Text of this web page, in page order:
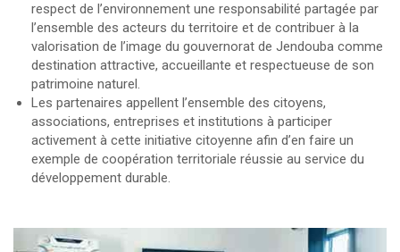
respect de l’environnement une responsabilité partagée par
l’ensemble des acteurs du territoire et de contribuer à la
valorisation de l’image du gouvernorat de Jendouba comme
destination attractive, accueillante et respectueuse de son
patrimoine naturel.
Les partenaires appellent l’ensemble des citoyens,
associations, entreprises et institutions à participer
activement à cette initiative citoyenne afin d’en faire un
exemple de coopération territoriale réussie au service du
développement durable.